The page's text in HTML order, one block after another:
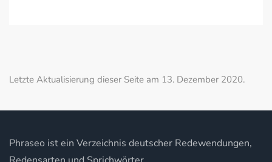
Letzte Aktualisierung dieser Seite am 13. Dezember 2020.
Phraseo ist ein Verzeichnis deutscher Redewendungen,